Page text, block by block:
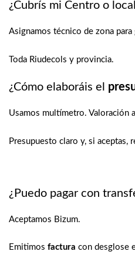
¿Cubrís mi Centro o
Asignamos técnico de zona para
Toda Riudecols y provincia.
¿Cómo elaboráis el
Usamos multímetro. Valoración
Presupuesto claro y, si aceptas,
¿Puedo pagar con
Aceptamos Bizum.
Emitimos factura con desglose